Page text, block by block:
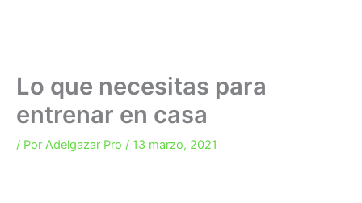
Lo que necesitas para
entrenar en casa
/ Por Adelgazar Pro / 13 marzo, 2021